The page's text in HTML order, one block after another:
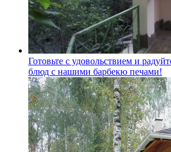
Готовьте с удовольствием и
блюд с нашими барбекю печами!